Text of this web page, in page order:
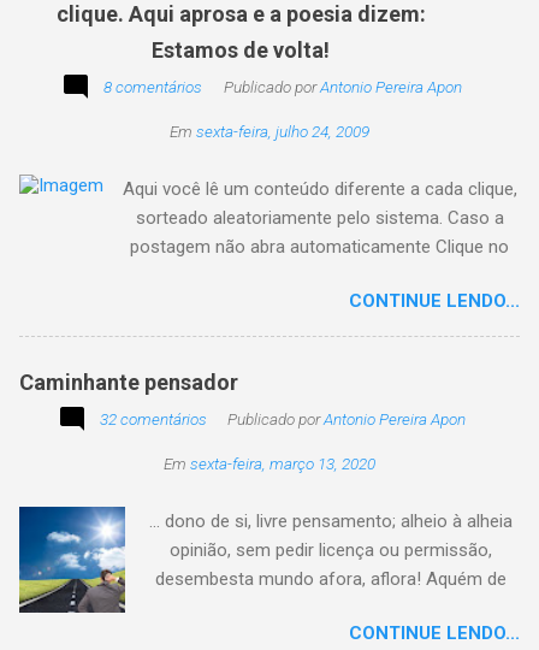
clique. Aqui aprosa e a poesia dizem:
Estamos de volta!
8 comentários Publicado porAntonio Pereira Apon
Em sexta-feira, julho 24, 2009
Aqui você lê um conteúdo diferente a cada clique,
sorteado aleatoriamente pelo sistema. Caso a
postagem não abra automaticamente Clique no
CONTINUE LENDO...
Caminhante pensador
32 comentários Publicado porAntonio Pereira Apon
Em sexta-feira, março 13, 2020
... dono de si, livre pensamento; alheio à alheia
opinião, sem pedir licença ou permissão,
desembesta mundo afora, aflora! Aquém de
sem pitaco, intromissão... Antonio Pereira
CONTINUE LENDO...